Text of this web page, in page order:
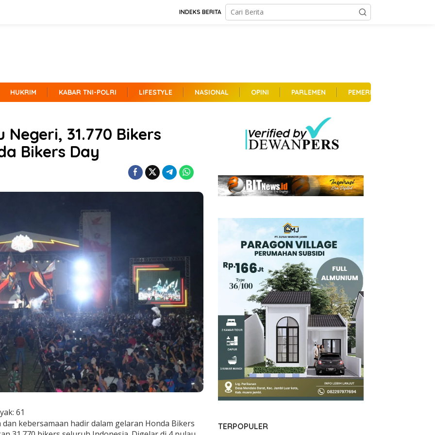
INDEKS BERITA
HUKRIM KABAR TNI-POLRI LIFESTYLE NASIONAL OPINI PARLEMEN PEMERINTAHAN
31.770 Bikers
Bikers Day
61
kebersamaan hadir dalam gelaran Honda Bikers
TERPOPULER